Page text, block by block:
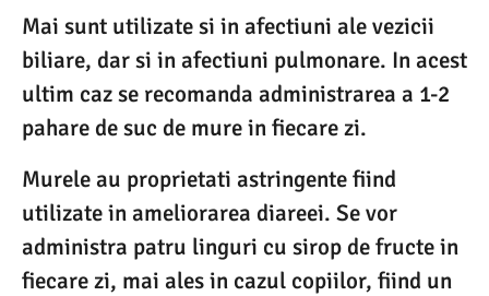
Mai sunt utilizate si in afectiuni ale vezicii
biliare, dar si in afectiuni pulmonare. In acest
ultim caz se recomanda administrarea a 1-2
pahare de suc de mure in fiecare zi.
Murele au proprietati astringente fiind
utilizate in ameliorarea diareei. Se vor
administra patru linguri cu sirop de fructe in
fiecare zi, mai ales in cazul copiilor, fiind un